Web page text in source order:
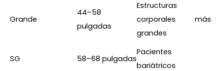
Grande
44–58
pulgadas
Estructuras
corporales más
grandes
SG 58–68 pulgadas
Pacientes
bariátricos